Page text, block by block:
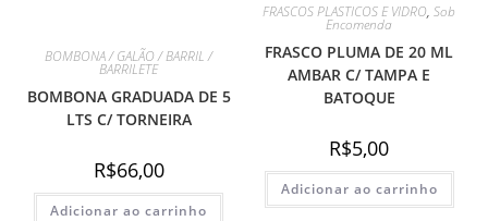
BOMBONA / GALÃO / BARRIL /
BARRILETE
BOMBONA GRADUADA DE 5
LTS C/ TORNEIRA
R$66,00
Adicionar ao carrinho
FRASCOS PLASTICOS E VIDRO,Sob
Encomenda
FRASCO PLUMA DE 20 ML
AMBAR C/ TAMPA E
BATOQUE
R$5,00
Adicionar ao carrinho